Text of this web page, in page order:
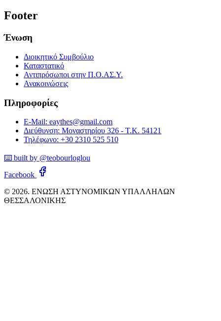
Footer
Ένωση
Διοικητικό Συμβούλιο
Καταστατικό
Αντιπρόσωποι στην Π.Ο.ΑΣ.Υ.
Ανακοινώσεις
Πληροφορίες
E-Mail: eaythes@gmail.com
Διεύθυνση: Μοναστηρίου 326 - Τ.Κ. 54121
Τηλέφωνο: +30 2310 525 510
⌨️ built by @teobourloglou
Facebook
© 2026. ΕΝΩΣΗ ΑΣΤΥΝΟΜΙΚΩΝ ΥΠΑΛΛΗΛΩΝ
ΘΕΣΣΑΛΟΝΙΚΗΣ